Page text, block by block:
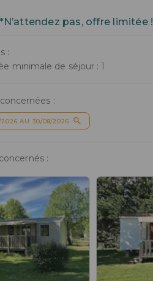
pas, offre limitée !
:
minimale de séjour : 1
:
AU 30/08/2026
: